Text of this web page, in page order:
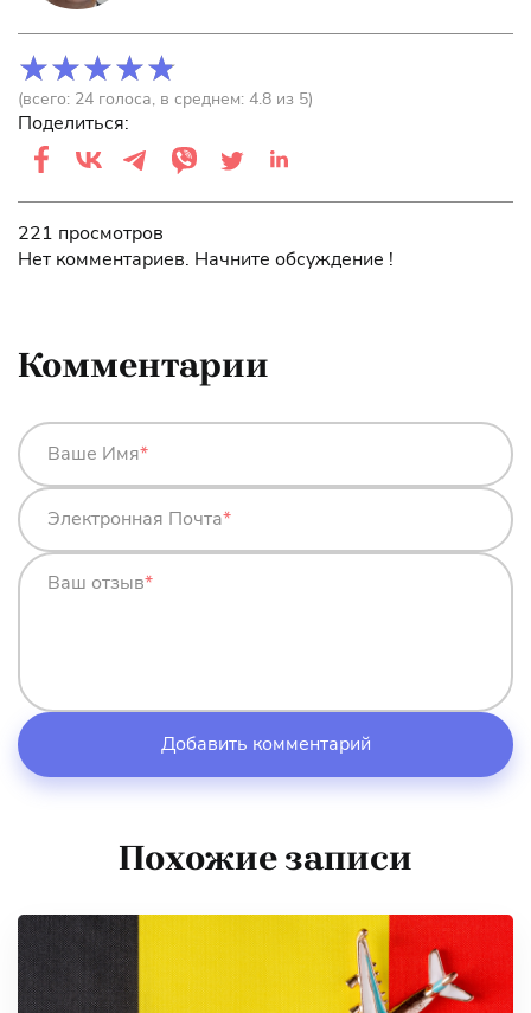
(всего: 24 голоса, в среднем: 4.8 из 5)
Поделиться:
221 просмотров
Нет комментариев. Начните обсуждение !
Комментарии
Ваш отзыв*
Ваше Имя*
Электронная Почта*
Похожие записи